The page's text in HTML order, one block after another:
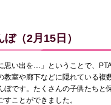
（2月15日）
思い出を…」ということで、
教室や廊下などに隠れている複
ぼです。たくさんの子供たちと
ことができました。